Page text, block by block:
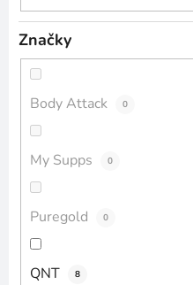
Značky
Body Attack 0
My Supps 0
Puregold 0
QNT 8